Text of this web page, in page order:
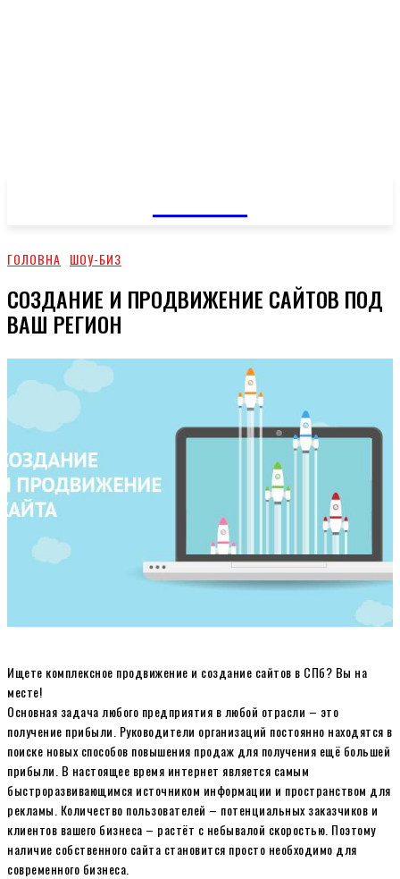
ГОЛОВНА ШОУ-БИЗ
СОЗДАНИЕ И ПРОДВИЖЕНИЕ САЙТОВ ПОД
ВАШ РЕГИОН
Ищете комплексное продвижение и создание сайтов в СПб? Вы на
месте!
Основная задача любого предприятия в любой отрасли – это
получение прибыли. Руководители организаций постоянно находятся в
поиске новых способов повышения продаж для получения ещё большей
прибыли. В настоящее время интернет является самым
быстроразвивающимся источником информации и пространством для
рекламы. Количество пользователей – потенциальных заказчиков и
клиентов вашего бизнеса – растёт с небывалой скоростью. Поэтому
наличие собственного сайта становится просто необходимо для
современного бизнеса.